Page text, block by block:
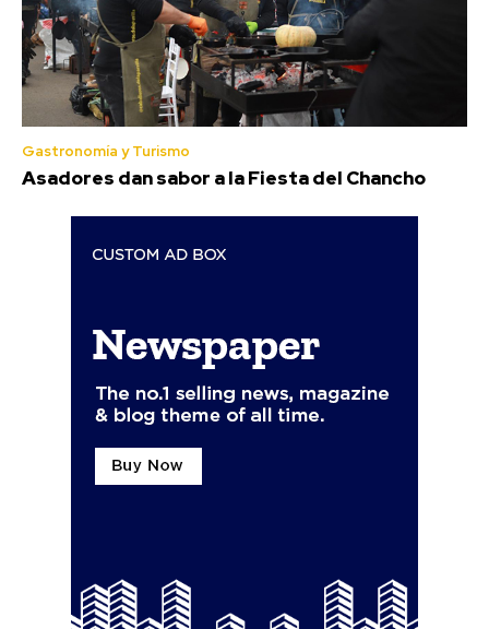
Gastronomía y Turismo
Asadores dan sabor a la Fiesta del Chancho